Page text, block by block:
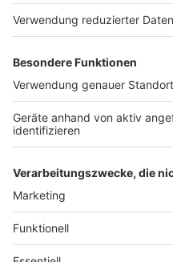
Ab ca. 00:00 Uhr –
Wirtshaus & Paddy’s
Wer nach dem Open-Air-
hat, kann auf derAfter-
beliebte Lokalitäten
ausklingen zu lassen –
geselligem Ambiente.
Anzeige